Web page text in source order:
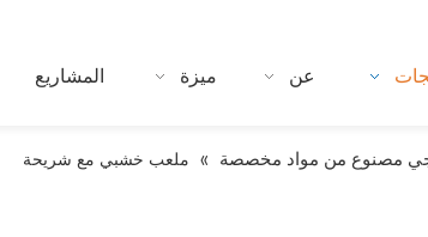
عن ميزة المشاريع
مصنوع من مواد مخصصة » ملعب خشبي مع شريحة